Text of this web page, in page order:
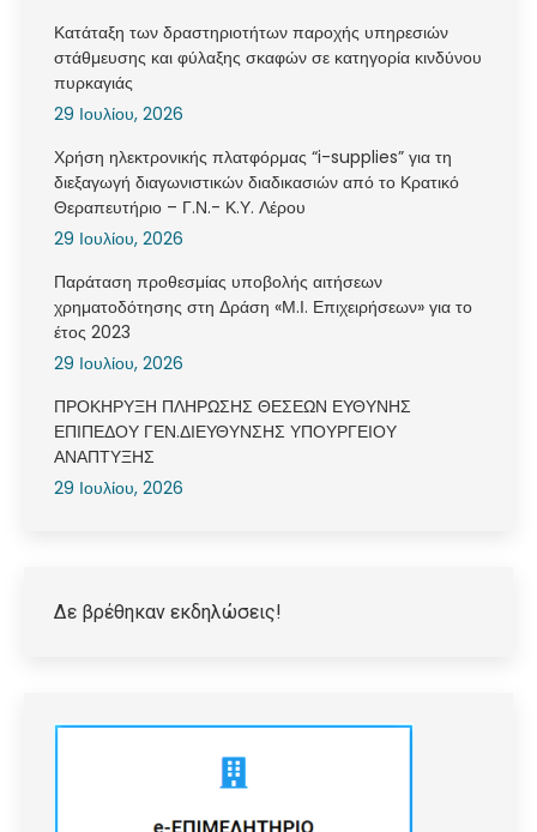
Κατάταξη των δραστηριοτήτων παροχής υπηρεσιών
στάθμευσης και φύλαξης σκαφών σε κατηγορία κινδύνου
πυρκαγιάς
29 Ιουλίου, 2026
Χρήση ηλεκτρονικής πλατφόρμας “i-supplies” για τη
διεξαγωγή διαγωνιστικών διαδικασιών από το Κρατικό
Θεραπευτήριο – Γ.Ν.- Κ.Υ. Λέρου
29 Ιουλίου, 2026
Παράταση προθεσμίας υποβολής αιτήσεων
χρηματοδότησης στη Δράση «Μ.Ι. Επιχειρήσεων» για το
έτος 2023
29 Ιουλίου, 2026
ΠΡΟΚΗΡΥΞΗ ΠΛΗΡΩΣΗΣ ΘΕΣΕΩΝ ΕΥΘΥΝΗΣ
ΕΠΙΠΕΔΟΥ ΓΕΝ.ΔΙΕΥΘΥΝΣΗΣ ΥΠΟΥΡΓΕΙΟΥ
ΑΝΑΠΤΥΞΗΣ
29 Ιουλίου, 2026
Δε βρέθηκαν εκδηλώσεις!